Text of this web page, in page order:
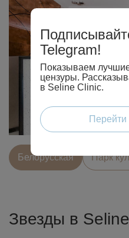
Белорусcкая Парк
Звезды в
Telegram!
Показываем
цензуры.
в Seline Clinic.
Перейти